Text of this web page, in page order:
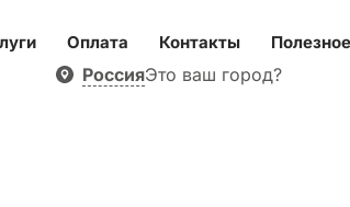
Оплата Контакты Полезное
РоссияЭто ваш город?